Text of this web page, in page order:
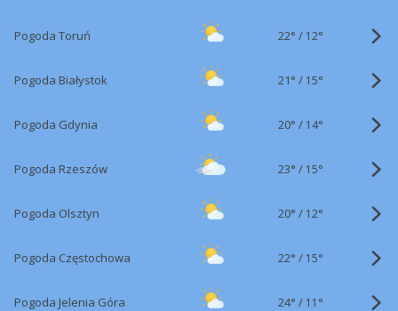
Pogoda Toruń 22° / 12°
Pogoda Białystok 21° / 15°
Pogoda Gdynia 20° / 14°
Pogoda Rzeszów 23° / 15°
Pogoda Olsztyn 20° / 12°
Pogoda Częstochowa 22° / 15°
Pogoda Jelenia Góra 24° / 11°